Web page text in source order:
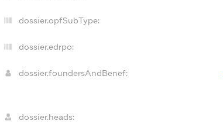
dossier.opfSubType:
dossier.edrpo:
dossier.foundersAndBenef:
dossier.heads: